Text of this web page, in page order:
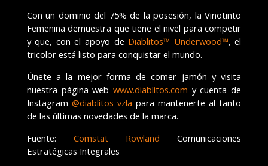
Con un dominio del 75% de la posesión, la Vinotinto
Femenina demuestra que tiene el nivel para competir
y que, con el apoyo de Diablitos™ Underwood™, el
tricolor está listo para conquistar el mundo.
Únete a la mejor forma de comer jamón y visita
nuestra página web www.diablitos.com y cuenta de
Instagram @diablitos_vzla para mantenerte al tanto
de las últimas novedades de la marca.
Fuente: Comstat Rowland Comunicaciones
Estratégicas Integrales